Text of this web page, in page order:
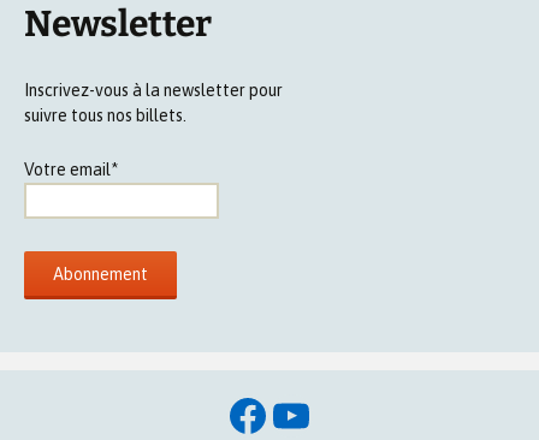
Newsletter
Inscrivez-vous à la newsletter pour
suivre tous nos billets.
Votre email*
Facebook
YouTube